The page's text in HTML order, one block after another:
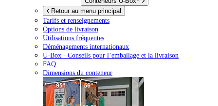
Retour au menu principal
Tarifs et renseignements
Options de livraison
Utilisations fréquentes
Déménagements internationaux
U-Box - Conseils pour l’emballage et la livraison
FAQ
Dimensions du conteneur